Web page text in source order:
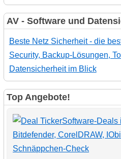
AV - Software und
Beste Netz Sicherheit - die
Security, Backup-Lösungen,
Datensicherheit im Blick
Top Angebote!
Software-Deals
Bitdefender, CorelDRAW,
Schnäppchen-Check